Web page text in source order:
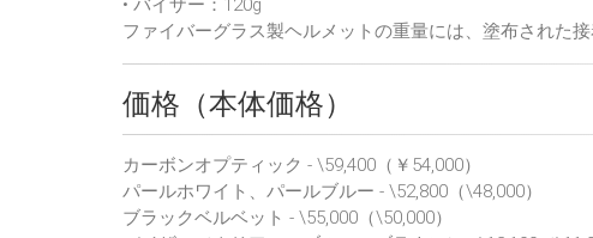
• バイザー：120g
ファイバーグラス製ヘルメットの重量には、塗布された
価格（本体価格）
カーボンオプティック - \59,400（￥54,000）
パールホワイト、パールブルー - \52,800（\48,000）
ブラックベルベット - \55,000（\50,000）